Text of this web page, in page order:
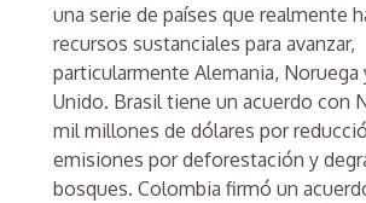
una serie de países que realmente
recursos sustanciales para avanzar,
particularmente Alemania, Noruega
Unido. Brasil tiene un acuerdo con
mil millones de dólares por
emisiones por deforestación y
bosques. Colombia firmó un